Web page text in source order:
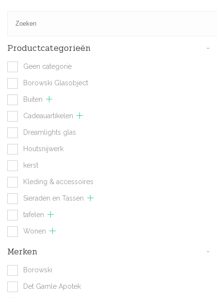
Productcategorieën -
Geen categorie
Borowski Glasobject
Buiten
Cadeauartikelen
Dreamlights glas
Houtsnijwerk
kerst
Kleding & accessoires
Sieraden en Tassen
tafelen
Wonen
Merken -
Borowski
Det Gamle Apotek